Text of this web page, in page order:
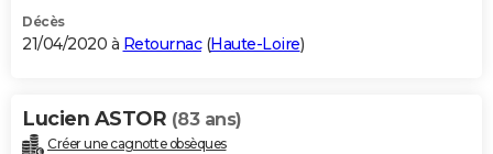
Décès
21/04/2020 à Retournac(Haute-Loire)
Lucien ASTOR (83 ans)
Créer une cagnotte obsèques